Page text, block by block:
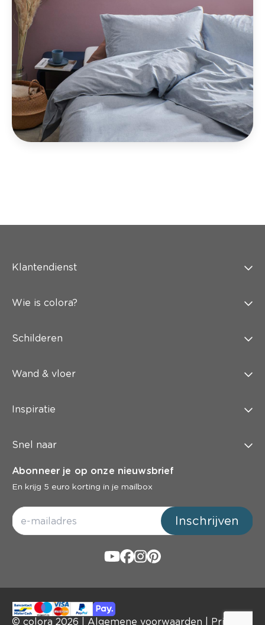
Klantendienst
Wie is colora?
Schilderen
Wand & vloer
Inspiratie
Snel naar
Abonneer je op onze nieuwsbrief
En krijg 5 euro korting in je mailbox
Inschrijven
© colora 2026 Algemene voorwaarden Privacy